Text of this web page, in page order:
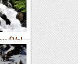
(Val